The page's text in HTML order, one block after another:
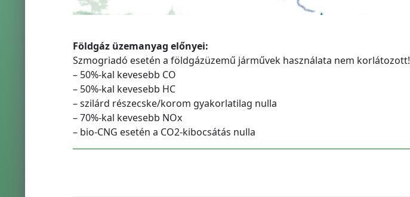
Földgáz üzemanyag előnyei:
Szmogriadó esetén a földgázüzemű járművek használata nem korlátozott!
– 50%-kal kevesebb CO
– 50%-kal kevesebb HC
– szilárd részecske/korom gyakorlatilag nulla
– 70%-kal kevesebb NOx
– bio-CNG esetén a CO2-kibocsátás nulla